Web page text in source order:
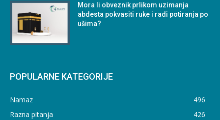
Mora li obveznik prlikom uzimanja
abdesta pokvasiti ruke i radi potiranja po
ušima?
POPULARNE KATEGORIJE
Namaz
496
Razna pitanja
426